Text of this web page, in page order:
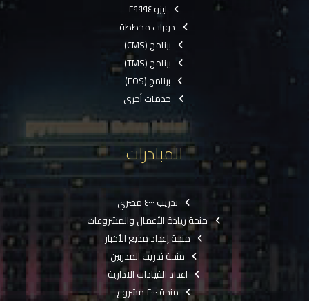
ايزو ٢٩٩٩٤
دورات مخططة
برنامج (CMS)
برنامج (TMS)
برنامج (EOS)
خدمات أخرى
المبادرات
تدريب ٤٠٠٠ مصري
منحة ريادة الأعمال والمشروعات
منحة إعداد مذيع الأخبار
منحة تدريب المدربين
اعداد القيادات الادارية
منحة ٢٠٠٠ مشروع